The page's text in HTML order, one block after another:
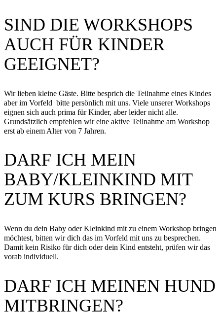
SIND DIE WORKSHOPS
AUCH FÜR KINDER
GEEIGNET?
Wir lieben kleine Gäste. Bitte besprich die Teilnahme eines Kindes
aber im Vorfeld bitte persönlich mit uns. Viele unserer Workshops
eignen sich auch prima für Kinder, aber leider nicht alle.
Grundsätzlich empfehlen wir eine aktive Teilnahme am Workshop
erst ab einem Alter von 7 Jahren.
DARF ICH MEIN
BABY/KLEINKIND MIT
ZUM KURS BRINGEN?
Wenn du dein Baby oder Kleinkind mit zu einem Workshop bringen
möchtest, bitten wir dich das im Vorfeld mit uns zu besprechen.
Damit kein Risiko für dich oder dein Kind entsteht, prüfen wir das
vorab individuell.
DARF ICH MEINEN HUND
MITBRINGEN?